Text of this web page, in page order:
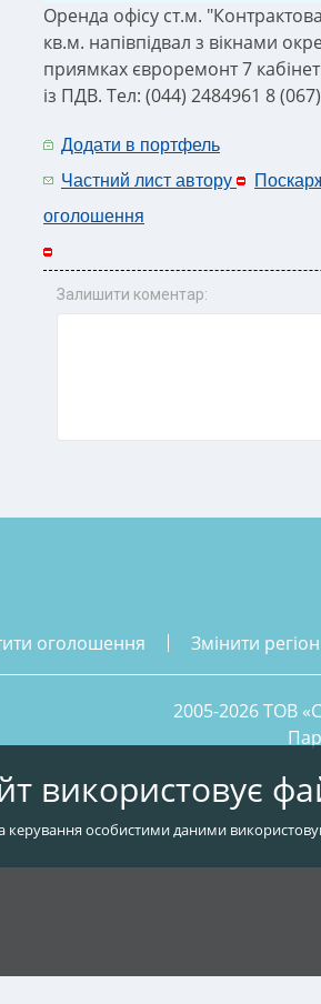
Оренда офісу ст.м.
кв.м. напівпідвал з вікнами
приямках євроремонт 7
із ПДВ. Тел: (044) 2484961 8
Додати в портфель
Частний лист автору
оголошення
Залишити коментар:
оголошення змінити регіон
2005-2026 ТОВ
використовує
особистими даними